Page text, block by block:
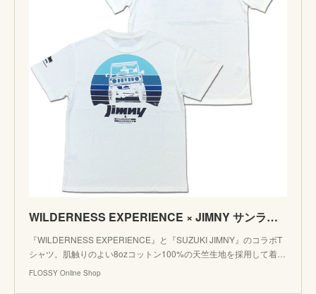
WILDERNESS EXPERIENCE × JIMNY サンライズジムニーTEE WHITE ホワイト ウィルダネスエクスペリエンス SUZUKI Tシャツ カットソー 823502 | FLOS
『WILDERNESS EXPERIENCE』と『SUZUKI JIMNY』のコラボT
シャツ。肌触りのよい8ozコットン100%の天竺生地を採用して着…
FLOSSY Online Shop